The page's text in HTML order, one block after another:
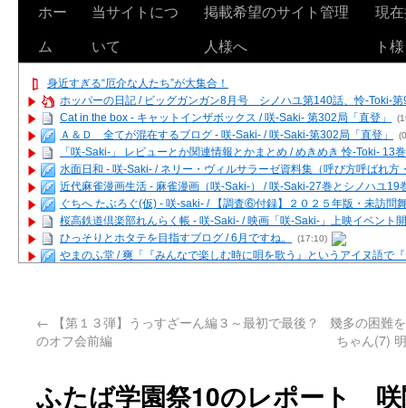
ホー
ム
当サイトにつ
いて
掲載希望のサイト管理
人様へ
現
ト様
身近すぎる“厄介な人たち”が大集合！
ホッパーの日記 / ビッグガンガン8月号 シノハユ第140話、怜-Toki-第
Cat in the box - キャットインザボックス / 咲-Saki- 第302局「直登」
Ａ＆Ｄ 全てが混在するブログ - 咲-Saki- / 咲-Saki-第302局「直登」
「咲-Saki-」 レビューとか関連情報とかまとめ / めきめき 怜-Toki- 13
水面日和 - 咲-Saki- / ネリー・ヴィルサラーゼ資料集（呼び方呼ばれ方
近代麻雀漫画生活 - 麻雀漫画（咲-Saki-） / 咲-Saki-27巻とシノハユ
ぐちへ たぶろぐ(仮) - 咲-saki- / 【調査⑥付録】２０２５年版・未訪問
桜高鉄道倶楽部れんらく帳 - 咲-Saki- / 映画「咲-Saki-」上映イベント
ひっそりとホタテを目指すブログ / 6月ですね。
(17:10)
やまのふ堂 / 爽「『みんなで楽しむ時に唄を歌う』というアイヌ語で
咲クラ女子 - 咲-Saki- / 姫松の上重漫ちゃんと演じている伊達朱里紗さ
咲スファクション☆タウン - 咲-Saki- / 雀魂咲コラボ！ ガチャ＆キャ
麻雀雑記あれこれ - 咲 -Saki- / 咲-Saki-キャラが台湾麻雀を打ったらど
← 【第１３弾】うっすざーん編３～最初で最後？
のオフ会前編
幾多の困難
ちゃん(7)
ふたば学園祭10のレポート 咲